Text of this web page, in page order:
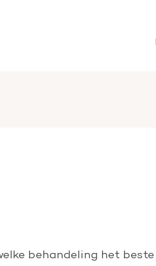
behandeling het